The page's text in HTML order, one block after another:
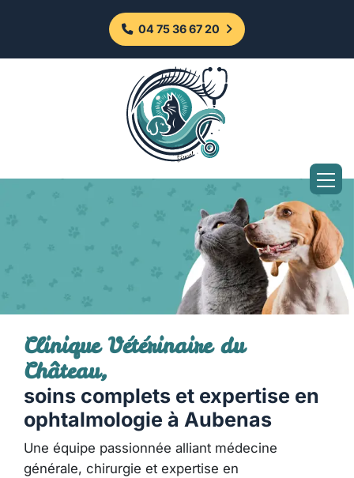
04 75 36 67 20
Clinique Vétérinaire du
Château,
soins complets et expertise en
ophtalmologie à Aubenas
Une équipe passionnée alliant médecine
générale, chirurgie et expertise en
Panneau de gestion des cookies